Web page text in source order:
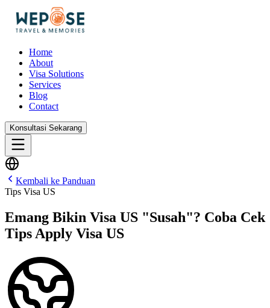
Home
About
Visa Solutions
Services
Blog
Contact
Konsultasi Sekarang
Kembali ke Panduan
Tips Visa US
Emang Bikin Visa US "Susah"? Coba Cek
Tips Apply Visa US